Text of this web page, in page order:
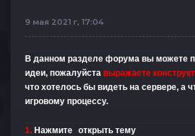
9 мая 2021 г, 17:04
В данном разделе форума вы можете
идеи, пожалуйста выражаете
что хотелось бы видеть на сервере, а
игровому процессу.
1. Нажмите открыть тему